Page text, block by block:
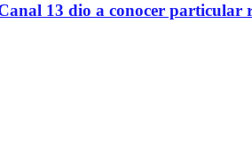
13 dio a conocer particular